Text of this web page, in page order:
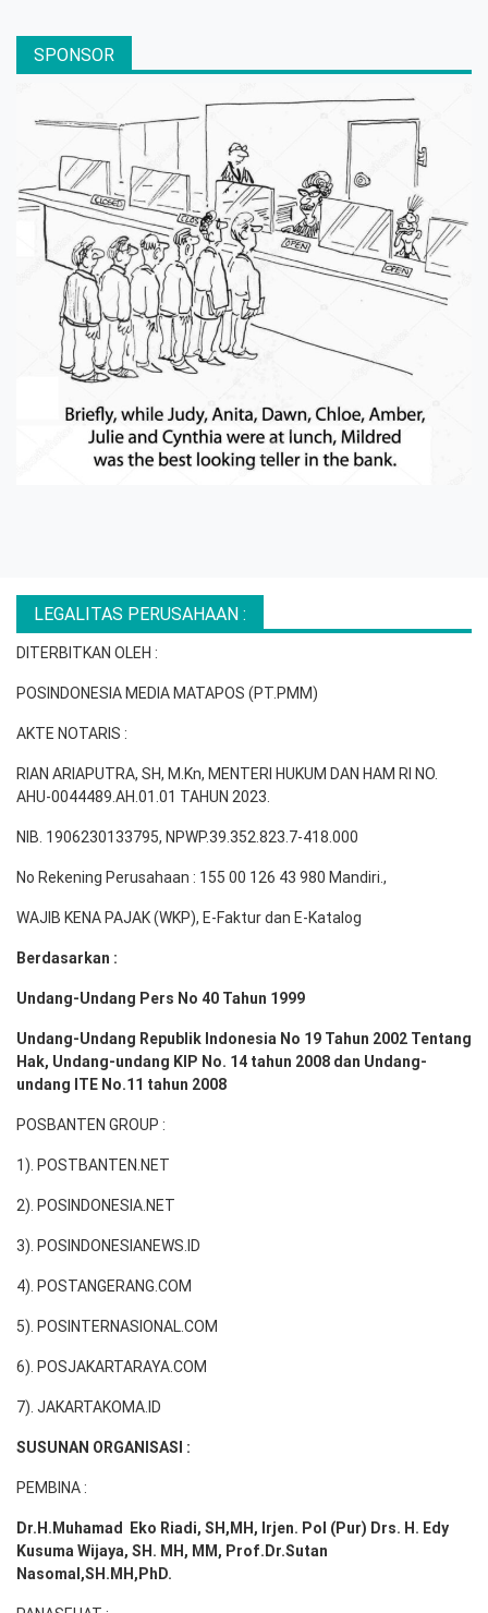
SPONSOR
LEGALITAS PERUSAHAAN :
DITERBITKAN OLEH :
POSINDONESIA MEDIA MATAPOS (PT.PMM)
AKTE NOTARIS :
RIAN ARIAPUTRA, SH, M.Kn, MENTERI HUKUM DAN HAM RI NO.
AHU-0044489.AH.01.01 TAHUN 2023.
NIB. 1906230133795, NPWP.39.352.823.7-418.000
No Rekening Perusahaan : 155 00 126 43 980 Mandiri.,
WAJIB KENA PAJAK (WKP), E-Faktur dan E-Katalog
Berdasarkan :
Undang-Undang Pers No 40 Tahun 1999
Undang-Undang Republik Indonesia No 19 Tahun 2002 Tentang
Hak, Undang-undang KIP No. 14 tahun 2008 dan Undang-
undang ITE No.11 tahun 2008
POSBANTEN GROUP :
1). POSTBANTEN.NET
2). POSINDONESIA.NET
3). POSINDONESIANEWS.ID
4). POSTANGERANG.COM
5). POSINTERNASIONAL.COM
6). POSJAKARTARAYA.COM
7). JAKARTAKOMA.ID
SUSUNAN ORGANISASI :
PEMBINA :
Dr.H.Muhamad Eko Riadi, SH,MH , Irjen. Pol (Pur) Drs. H. Edy
Kusuma Wijaya, SH. MH, MM, Prof. Dr.Sutan
Nasomal,SH.MH,PhD.